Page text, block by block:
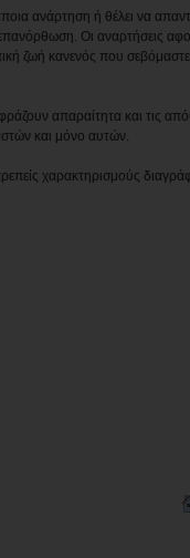
ανάρτηση ή θέλει να
Οι αναρτήσεις
ζωή κανενός που
απαραίτητα και τις
και μόνο αυτών.
χαρακτηρισμούς